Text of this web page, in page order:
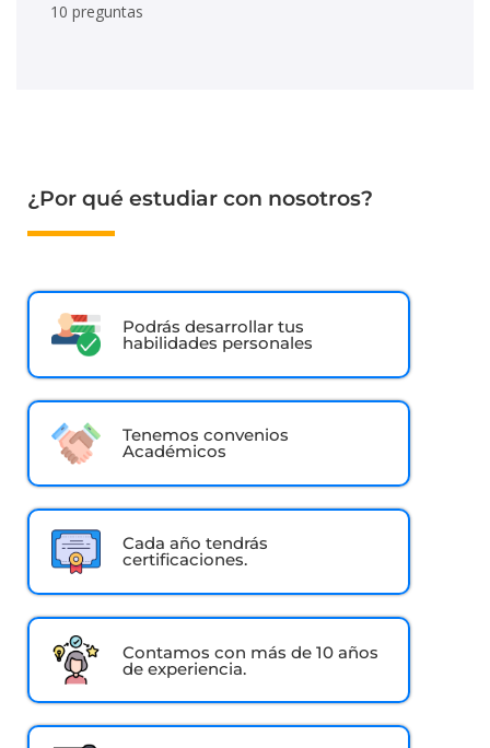
10 preguntas
¿Por qué estudiar con nosotros?
Podrás desarrollar tus
habilidades personales
Tenemos convenios
Académicos
Cada año tendrás
certificaciones.
Contamos con más de 10 años
de experiencia.